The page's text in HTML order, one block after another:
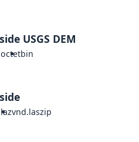
USGS DEM
octetbin
lazvnd.laszip